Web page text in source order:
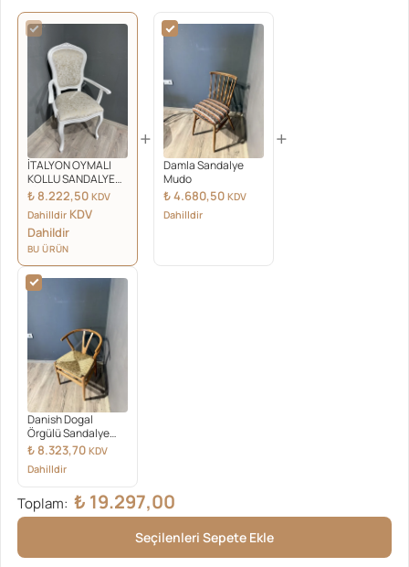
İTALYON OYMALI
KOLLU SANDALYE
SİYAH FIRÇALI
₺8.222,50 KDV
Dahilldir KDV
Dahildir
BU ÜRÜN
+
Damla Sandalye
Mudo
₺4.680,50 KDV
Dahilldir
+
Danish Dogal
Örgülü Sandalye
Naturel
₺8.323,70 KDV
Dahilldir
Toplam: ₺ 19.297,00
Seçilenleri Sepete Ekle